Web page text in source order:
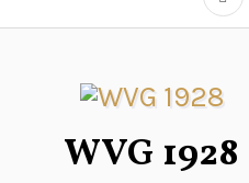
WVG 1928